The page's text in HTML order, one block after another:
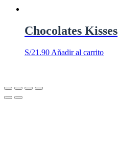
Chocolates Kisses
S/21.90 Añadir al carrito